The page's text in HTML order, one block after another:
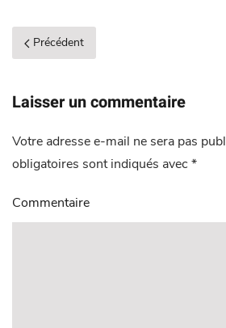
Précédent
Laisser un commentaire
Votre adresse e-mail ne sera pas
obligatoires sont indiqués avec *
Commentaire